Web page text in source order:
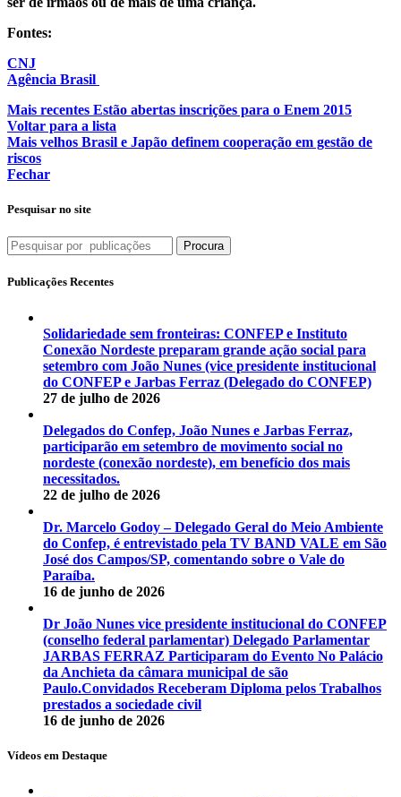
Fontes:
CNJ
Agência Brasil
Mais recentes Estão abertas inscrições para o Enem 2015
Voltar para a lista
Mais velhos Brasil e Japão definem cooperação em gestão de
riscos
Fechar
Pesquisar no site
Procura
Publicações Recentes
Solidariedade sem fronteiras: CONFEP e Instituto
Conexão Nordeste preparam grande ação social para
setembro com João Nunes (vice presidente institucional
do CONFEP e Jarbas Ferraz (Delegado do CONFEP)
27 de julho de 2026
Delegados do Confep, João Nunes e Jarbas Ferraz,
participarão em setembro de movimento social no
nordeste (conexão nordeste), em benefício dos mais
necessitados.
22 de julho de 2026
Dr. Marcelo Godoy – Delegado Geral do Meio Ambiente
do Confep, é entrevistado pela TV BAND VALE em São
José dos Campos/SP, comentando sobre o Vale do
Paraíba.
16 de junho de 2026
Dr João Nunes vice presidente institucional do CONFEP
(conselho federal parlamentar) Delegado Parlamentar
JARBAS FERRAZ Participaram do Evento No Palácio
da Anchieta da câmara municipal de são
Paulo.Convidados Receberam Diploma pelos Trabalhos
prestados a sociedade civil
16 de junho de 2026
Vídeos em Destaque